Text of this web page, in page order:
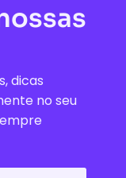
dicas
no seu